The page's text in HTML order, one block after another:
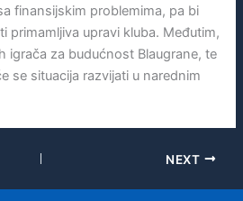
finansijskim problemima, pa bi
primamljiva upravi kluba. Međutim,
igrača za budućnost Blaugrane, te
se situacija razvijati u narednim
NEXT